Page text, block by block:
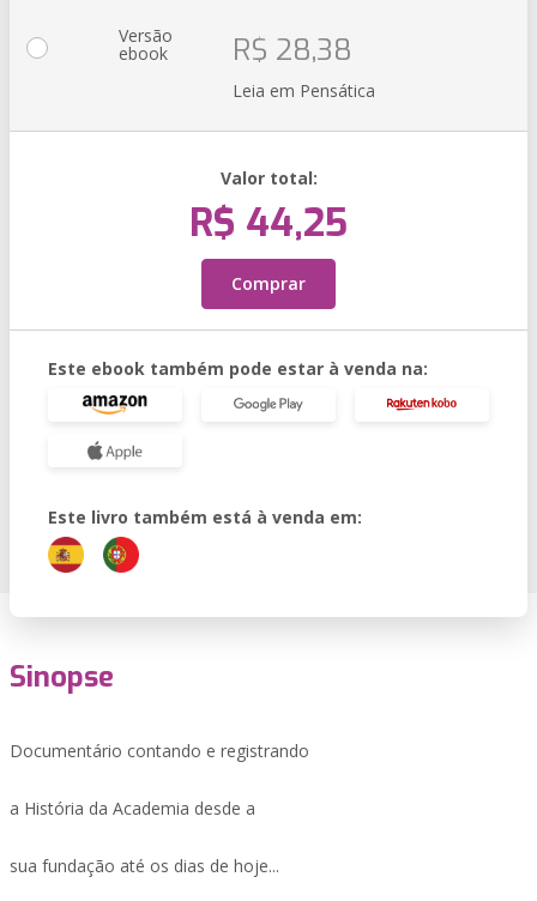
Versão
ebook R$ 28,38
Leia em Pensática
Valor total:
R$ 44,25
Comprar
Este ebook também pode estar à venda na:
Este livro também está à venda em:
Sinopse
Documentário contando e registrando
a História da Academia desde a
sua fundação até os dias de hoje...